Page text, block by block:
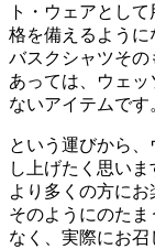
ト・ウェアとし
格を備えるように
バスクシャツそ
あっては、ウェ
ないアイテムです
という運びから
し上げたく思いま
より多くの方にお
そのようにのた
なく、実際にお